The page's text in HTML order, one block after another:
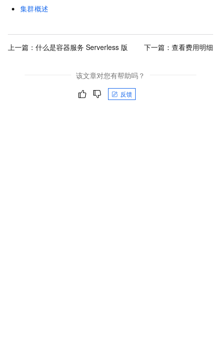
集群概述
上一篇： 什么是容器服务 Serverless 版 下一篇： 查看费用明细
该文章对您有帮助吗？
反馈